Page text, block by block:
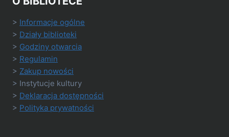
> Informacje ogólne
> Działy biblioteki
> Godziny otwarcia
> Regulamin
> Zakup nowości
> Instytucje kultury
> Deklaracja dostępności
> Polityka prywatności